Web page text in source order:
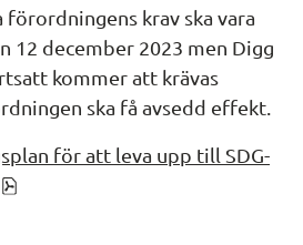
krav ska vara
12 december 2023 men Digg
kommer att krävas
ska få avsedd effekt.
för att leva upp till SDG-